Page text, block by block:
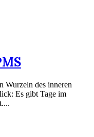
Wurzeln des inneren
Es gibt Tage im